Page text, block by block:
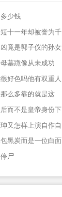
少钱
十一年却被誉为千
竟是郭子仪的孙女
墓跪像从未成功
好色吗他有双重人
么多靠的就是这
而不是皇帝身份下
又怎样上演自作自
黑炭而是一位白面
尸